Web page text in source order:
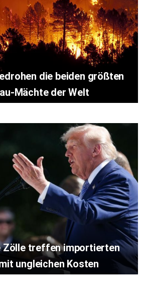
die beiden größten
Mächte der Welt
Zölle treffen importierten
ungleichen Kosten